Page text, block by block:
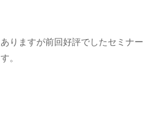
りますが前回好評でしたセミナー
。